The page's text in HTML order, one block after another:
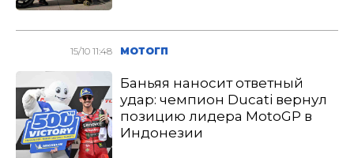
15/10 11:48 МОТОГП
Баньяя наносит ответный
удар: чемпион Ducati вернул
позицию лидера MotoGP в
Индонезии